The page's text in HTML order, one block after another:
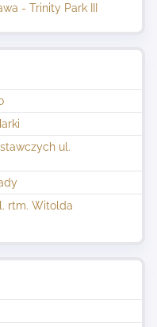
- Trinity Park III
ul.
rtm. Witolda